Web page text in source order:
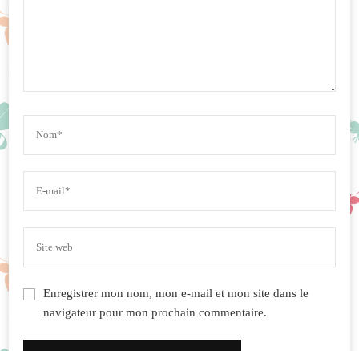
Enregistrer mon nom, mon e-mail et mon site dans le
navigateur pour mon prochain commentaire.